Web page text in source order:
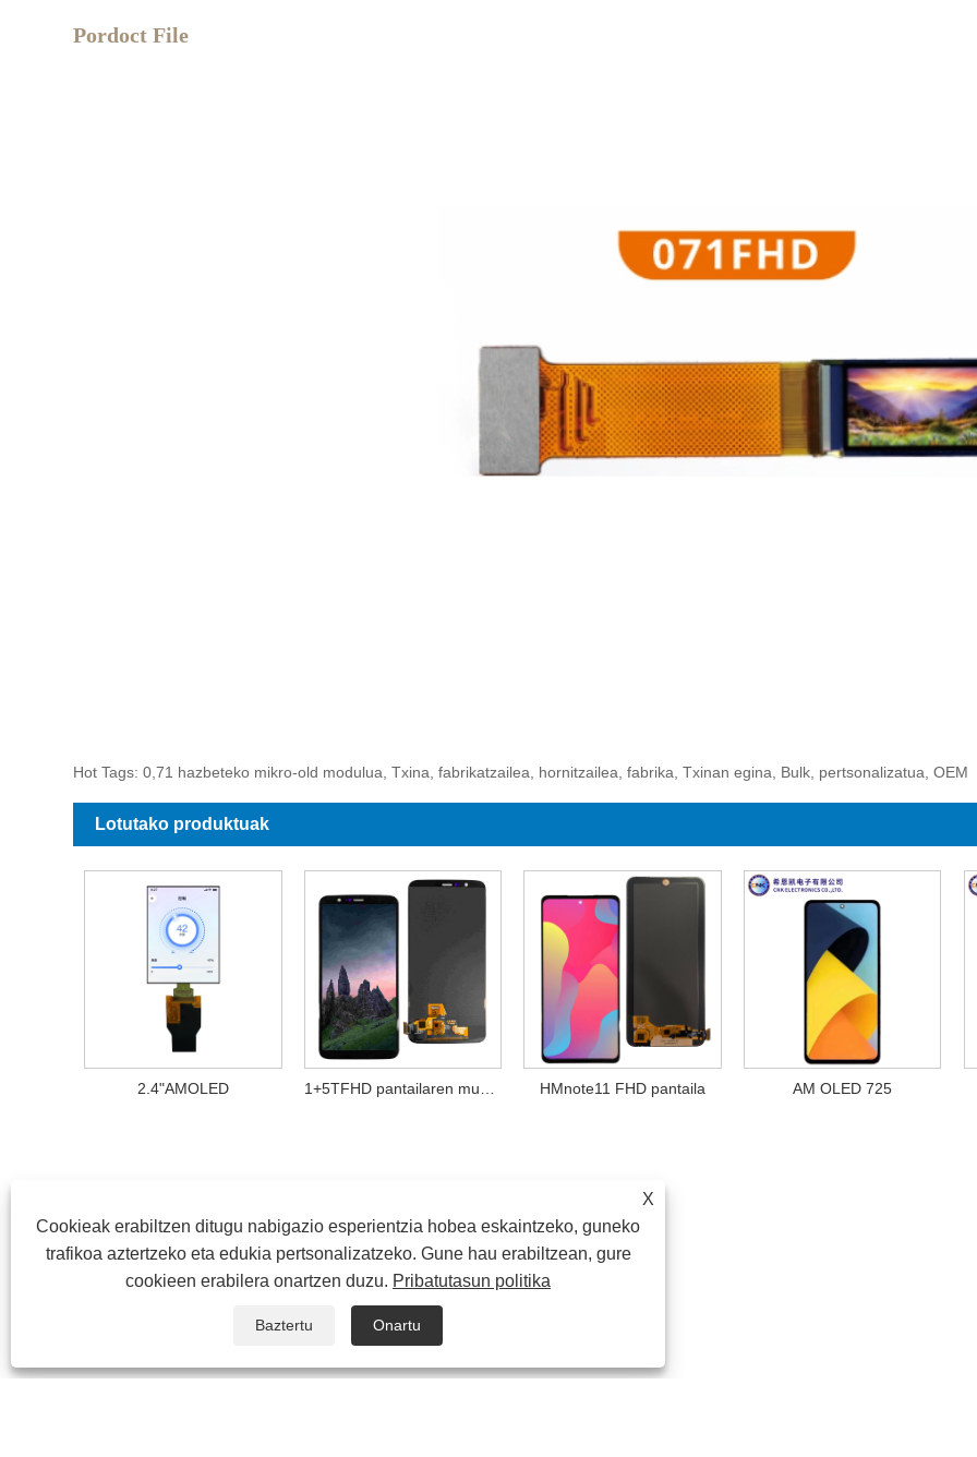
Pordoct File
Hot Tags: 0,71 hazbeteko mikro-old modulua, Txina, fabrikatzailea, hornitzailea, fabrika, Txinan egina, Bulk, pertsonalizatua, OEM
Lotutako produktuak
2.4"AMOLED HMnote11 FHD pantaila AM OLED 725
X
Cookieak erabiltzen ditugu nabigazio esperientzia hobea eskaintzeko, guneko
trafikoa aztertzeko eta edukia pertsonalizatzeko. Gune hau erabiltzean, gure
cookieen erabilera onartzen duzu. Pribatutasun politika
Baztertu Onartu